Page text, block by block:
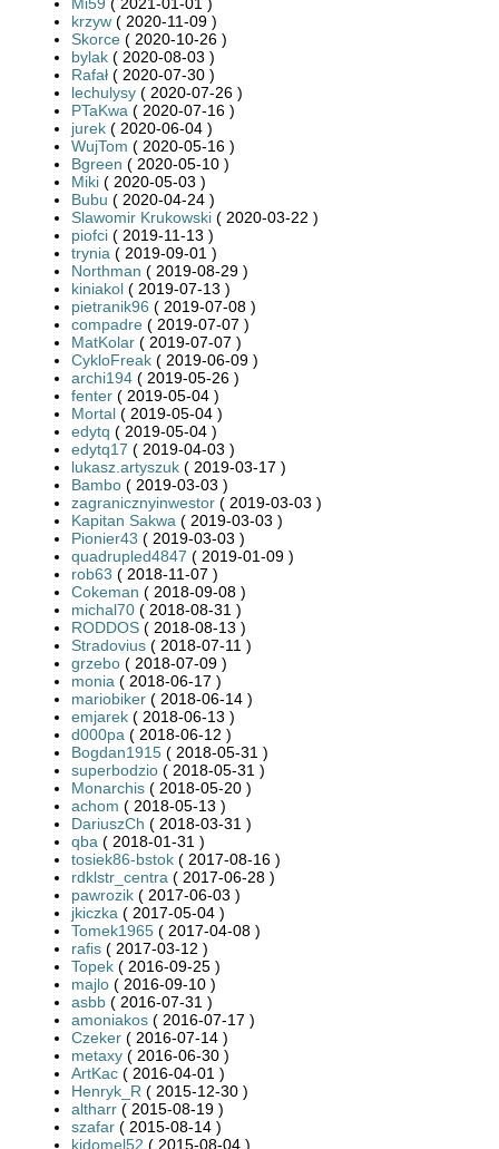
krzyw ( 2020-11-09 )
Skorce ( 2020-10-26 )
bylak ( 2020-08-03 )
Rafał ( 2020-07-30 )
lechulysy ( 2020-07-26 )
PTaKwa ( 2020-07-16 )
jurek ( 2020-06-04 )
WujTom ( 2020-05-16 )
Bgreen ( 2020-05-10 )
Miki ( 2020-05-03 )
Bubu ( 2020-04-24 )
Slawomir Krukowski ( 2020-03-22 )
piofci ( 2019-11-13 )
trynia ( 2019-09-01 )
Northman ( 2019-08-29 )
kiniakol ( 2019-07-13 )
pietranik96 ( 2019-07-08 )
compadre ( 2019-07-07 )
MatKolar ( 2019-07-07 )
CykloFreak ( 2019-06-09 )
archi194 ( 2019-05-26 )
fenter ( 2019-05-04 )
Mortal ( 2019-05-04 )
edytq ( 2019-05-04 )
edytq17 ( 2019-04-03 )
lukasz.artyszuk ( 2019-03-17 )
Bambo ( 2019-03-03 )
zagranicznyinwestor ( 2019-03-03 )
Kapitan Sakwa ( 2019-03-03 )
Pionier43 ( 2019-03-03 )
quadrupled4847 ( 2019-01-09 )
rob63 ( 2018-11-07 )
Cokeman ( 2018-09-08 )
michal70 ( 2018-08-31 )
RODDOS ( 2018-08-13 )
Stradovius ( 2018-07-11 )
grzebo ( 2018-07-09 )
monia ( 2018-06-17 )
mariobiker ( 2018-06-14 )
emjarek ( 2018-06-13 )
d000pa ( 2018-06-12 )
Bogdan1915 ( 2018-05-31 )
superbodzio ( 2018-05-31 )
Monarchis ( 2018-05-20 )
achom ( 2018-05-13 )
DariuszCh ( 2018-03-31 )
qba ( 2018-01-31 )
tosiek86-bstok ( 2017-08-16 )
rdklstr_centra ( 2017-06-28 )
pawrozik ( 2017-06-03 )
jkiczka ( 2017-05-04 )
Tomek1965 ( 2017-04-08 )
rafis ( 2017-03-12 )
Topek ( 2016-09-25 )
majlo ( 2016-09-10 )
asbb ( 2016-07-31 )
amoniakos ( 2016-07-17 )
Czeker ( 2016-07-14 )
metaxy ( 2016-06-30 )
ArtKac ( 2016-04-01 )
Henryk_R ( 2015-12-30 )
altharr ( 2015-08-19 )
szafar ( 2015-08-14 )
kjdomel52 ( 2015-08-04 )